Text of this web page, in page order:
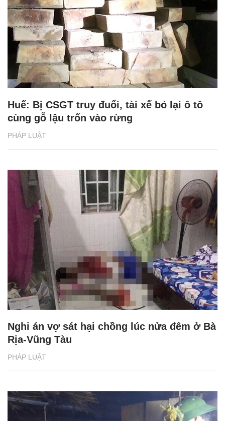
PHÁP LUẬT
Huế: Bị CSGT truy đuổi, tài xế bỏ lại ô tô
cùng gỗ lậu trốn vào rừng
PHÁP LUẬT
Nghi án vợ sát hại chồng lúc nửa đêm ở Bà
Rịa-Vũng Tàu